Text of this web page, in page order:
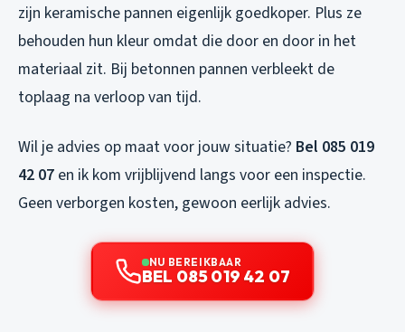
zijn keramische pannen eigenlijk goedkoper. Plus ze
behouden hun kleur omdat die door en door in het
materiaal zit. Bij betonnen pannen verbleekt de
toplaag na verloop van tijd.
Wil je advies op maat voor jouw situatie? Bel 085 019
42 07 en ik kom vrijblijvend langs voor een inspectie.
Geen verborgen kosten, gewoon eerlijk advies.
NU BEREIKBAAR
BEL 085 019 42 07